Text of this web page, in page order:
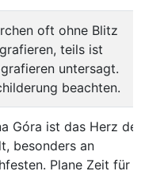
oft ohne Blitz
teils ist
untersagt.
beachten.
Góra ist das Herz der
besonders an
Plane Zeit für